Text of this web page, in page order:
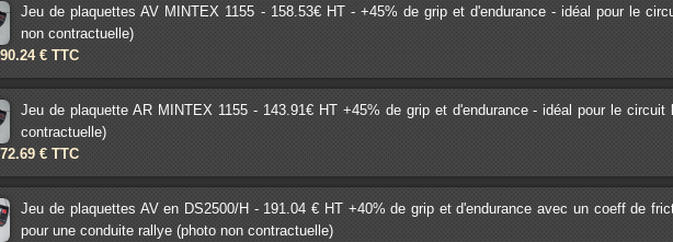
Jeu de plaquettes AV MINTEX 1155 - 158.53€ HT - +45% de grip et d'endurance - idéal pour le
non contractuelle)
€ TTC
Jeu de plaquette AR MINTEX 1155 - 143.91€ HT +45% de grip et d'endurance - idéal pour le circuit
contractuelle)
€ TTC
Jeu de plaquettes AV en DS2500/H - 191.04 € HT +40% de grip et d'endurance avec un coeff de
pour une conduite rallye (photo non contractuelle)